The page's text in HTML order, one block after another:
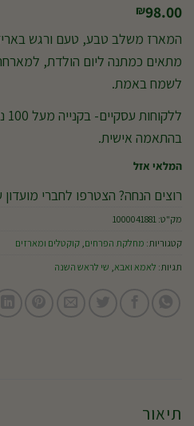
₪98.00
המארז משלב טבע, טעם ורגש
מתאים כמתנה ליום הולדת,
לשמח באמת.
בהתאמה אישית.
המלאי אזל
רוצים הנחה? הצטרפו לחברי מועדון
מק"ט:1000041881
קטגוריות: מחלקת הפרחים,קוקטלים ומארזים
תגיות: לאמא ואבא, שי לראש השנה
תיאור